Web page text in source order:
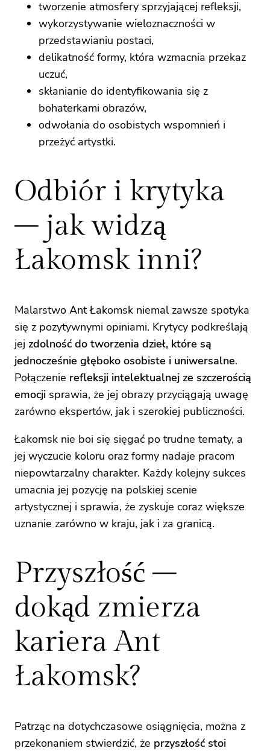
tworzenie atmosfery sprzyjającej refleksji,
wykorzystywanie wieloznaczności w
przedstawianiu postaci,
delikatność formy, która wzmacnia przekaz
uczuć,
skłanianie do identyfikowania się z
bohaterkami obrazów,
odwołania do osobistych wspomnień i
przeżyć artystki.
Odbiór i krytyka
– jak widzą
Łakomsk inni?
Malarstwo Ant Łakomsk niemal zawsze spotyka
się z pozytywnymi opiniami. Krytycy podkreślają
jej zdolność do tworzenia dzieł, które są
jednocześnie głęboko osobiste i uniwersalne.
Połączenie refleksji intelektualnej ze szczerością
emocji sprawia, że jej obrazy przyciągają uwagę
zarówno ekspertów, jak i szerokiej publiczności.
Łakomsk nie boi się sięgać po trudne tematy, a
jej wyczucie koloru oraz formy nadaje pracom
niepowtarzalny charakter. Każdy kolejny sukces
umacnia jej pozycję na polskiej scenie
artystycznej i sprawia, że zyskuje coraz większe
uznanie zarówno w kraju, jak i za granicą.
Przyszłość –
dokąd zmierza
kariera Ant
Łakomsk?
Patrząc na dotychczasowe osiągnięcia, można z
przekonaniem stwierdzić, że przyszłość stoi